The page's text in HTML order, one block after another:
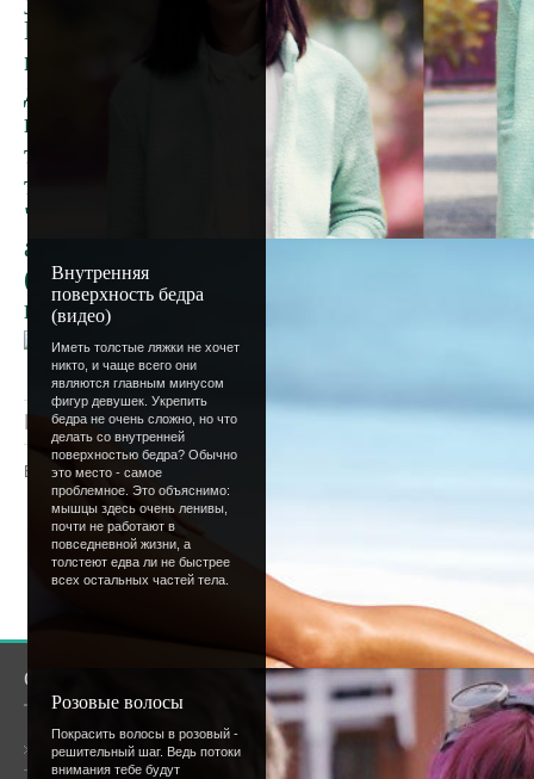
Внутренняя
поверхность бедра
(видео)
Иметь толстые ляжки не хочет
никто, и чаще всего они
являются главным минусом
фигур девушек. Укрепить
бедра не очень сложно, но что
делать со внутренней
поверхностью бедра? Обычно
это место - самое
проблемное. Это объяснимо:
мышцы здесь очень ленивы,
почти не работают в
повседневной жизни, а
толстеют едва ли не быстрее
всех остальных частей тела.
Розовые волосы
Покрасить волосы в розовый -
решительный шаг. Ведь потоки
внимания тебе будут
Красивое число. Кстати сейчас на форуме
модераторы (наконец-то именно
доказывает что народ флудит. Теперь
намного, потому что сами понимаете - из
тысячи ста одиннадцати ;) ) трудно с
такой душевной травме он расписывает
"Уроки фотошопа" Так что желающим
активистами сайта советую забыть
(компьютерную!!), клавиатуру в руки - и
просторы нашего форума ;)
Просмотров: 1157 | Lettera|Рейтинг:
Всего комментариев
Добавлять комментарии могут
[Регистрация
О сайте
Общая информация
Сообщество